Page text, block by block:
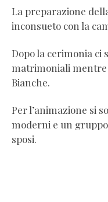
La preparazione
inconsueto con la
Dopo la cerimonia ci
matrimoniali mentre
Bianche.
Per l’animazione si
moderni e un
sposi.